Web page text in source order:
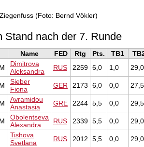
(Foto: Bernd Vökler)
Stand nach der 7. Runde
Name FED Rtg Pts. TB1
Dimitrova
Aleksandra
RUS 2259 6,0 1,0 29,0
Sieber
Fiona
GER 2173 6,0 0,0 27,5
Avramidou
Anastasia
GRE 2244 5,5 0,0 29,5
Obolentseva
Alexandra
RUS 2339 5,5 0,0 29,0
Tishova
Svetlana
RUS 2012 5,5 0,0 29,0